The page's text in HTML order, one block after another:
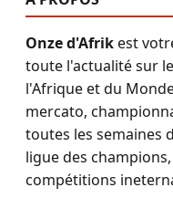
Onze d'Afrikest
toute l'actualité sur
l'Afrique et du
mercato,
toutes les semaines
ligue des
compétitions